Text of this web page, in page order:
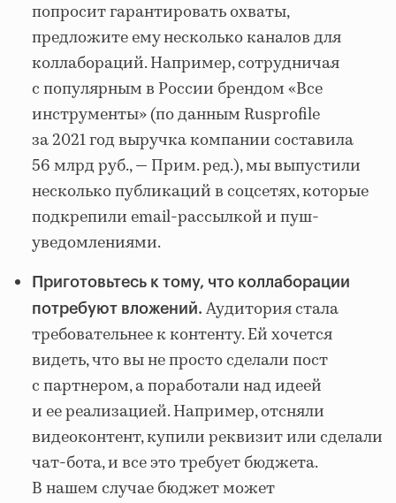
попросит гарантировать охваты,
предложите ему несколько каналов для
коллабораций. Например, сотрудничая
с популярным в России брендом «Все
инструменты» (по данным Rusprofile
за 2021 год выручка компании составила
56 млрд руб., — Прим. ред.), мы выпустили
несколько публикаций в соцсетях, которые
подкрепили email-рассылкой и пуш-
уведомлениями.
Приготовьтесь к тому, что коллаборации
потребуют вложений. Аудитория стала
требовательнее к контенту. Ей хочется
видеть, что вы не просто сделали пост
с партнером, а поработали над идеей
и ее реализацией. Например, отсняли
видеоконтент, купили реквизит или сделали
чат-бота, и все это требует бюджета.
В нашем случае бюджет может